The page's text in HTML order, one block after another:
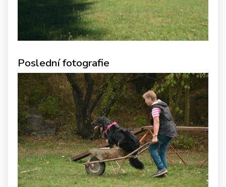
Poslední fotografie